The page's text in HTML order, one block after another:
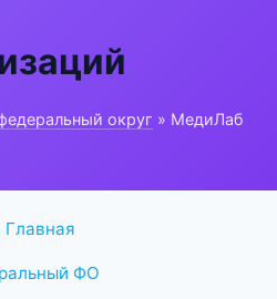
округ » МедиЛаб
Главная
ФО